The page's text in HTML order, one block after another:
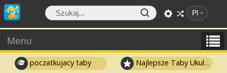
Pl
Menu
poczatkujacy taby Najlepsze Taby Ukulele